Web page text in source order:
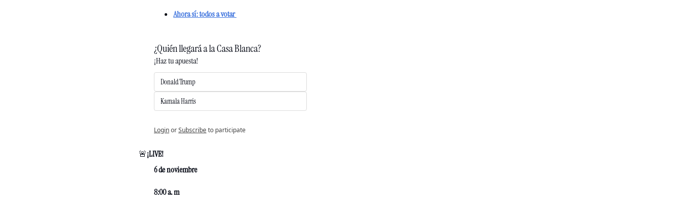
Ahora sí: todos a votar
¿Quién llegará a la Casa Blanca?
¡Haz tu apuesta!
Donald Trump
Kamala Harris
LoginorSubscribeto participate
🚨¡LIVE!
6 de noviembre
8:00 a. m